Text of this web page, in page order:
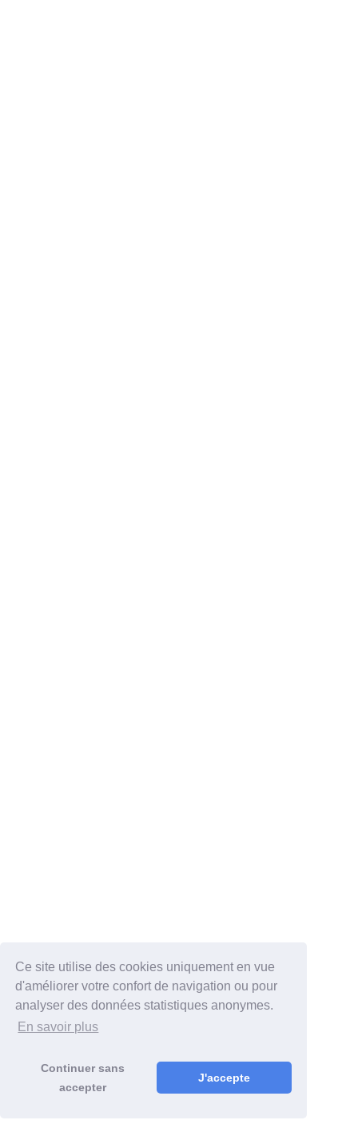
Ce site utilise des cookies uniquement en vue
d'améliorer votre confort de navigation ou pour
analyser des données statistiques anonymes.
En savoir plus
Continuer sans
accepter
J'accepte